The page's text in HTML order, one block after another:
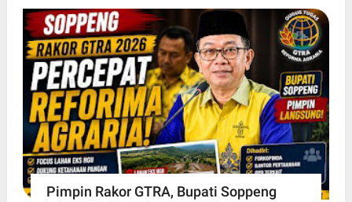
Pimpin Rakor GTRA, Bupati Soppeng